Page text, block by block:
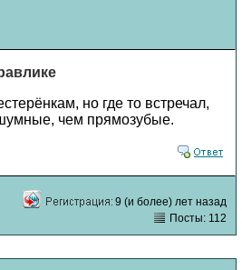
но где то встречал,
чем прямозубые.
9 (и более) лет назад
Посты: 112